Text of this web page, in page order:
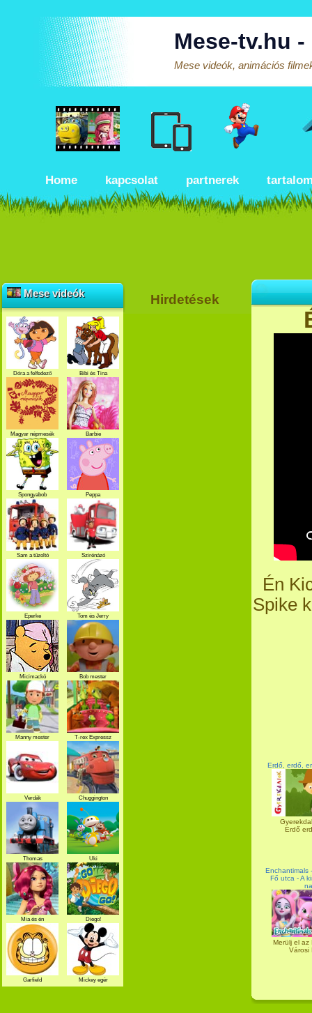
Mese-tv.hu
Mese videók, animációs
Home kapcsolat partnerek
Én
Spike
Erdő, erdő,
Erdő
Enchantimals
Fő utca - A
Merülj el az
Városi
Mese videók
Dóra a felfedező Bibi és Tina
Magyar népmesék Barbie
Spongyabob Peppa
Sam a tűzoltó
Szirénázó
szupercsapat
Eperke Tom és Jerry
Micimackó Bob mester
Manny mester T-rex Expressz
Verdák Chuggington
Thomas Uki
Mia és én Diego!
Garfield Mickey egér
Hirdetések